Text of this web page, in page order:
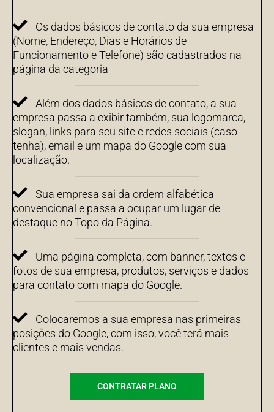
Os dados básicos de contato da sua empresa
(Nome, Endereço, Dias e Horários de
Funcionamento e Telefone) são cadastrados na
página da categoria
Além dos dados básicos de contato, a sua
empresa passa a exibir também, sua logomarca,
slogan, links para seu site e redes sociais (caso
tenha), email e um mapa do Google com sua
localização.
Sua empresa sai da ordem alfabética
convencional e passa a ocupar um lugar de
destaque no Topo da Página.
Uma página completa, com banner, textos e
fotos de sua empresa, produtos, serviços e dados
para contato com mapa do Google.
Colocaremos a sua empresa nas primeiras
posições do Google, com isso, você terá mais
clientes e mais vendas.
CONTRATAR PLANO